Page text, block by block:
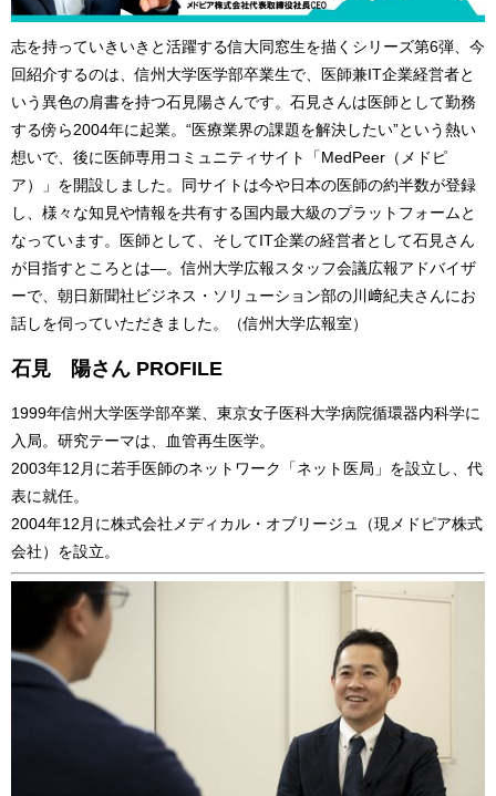
志を持っていきいきと活躍する信大同窓生を描くシリーズ第6弾、今
回紹介するのは、信州大学医学部卒業生で、医師兼IT企業経営者と
いう異色の肩書を持つ石見陽さんです。石見さんは医師として勤務
する傍ら2004年に起業。“医療業界の課題を解決したい”という熱い
想いで、後に医師専用コミュニティサイト「MedPeer（メドピ
ア）」を開設しました。同サイトは今や日本の医師の約半数が登録
し、様々な知見や情報を共有する国内最大級のプラットフォームと
なっています。医師として、そしてIT企業の経営者として石見さん
が目指すところとは―。信州大学広報スタッフ会議広報アドバイザ
ーで、朝日新聞社ビジネス・ソリューション部の川﨑紀夫さんにお
話しを伺っていただきました。（信州大学広報室）
石見 陽さん PROFILE
1999年信州大学医学部卒業、東京女子医科大学病院循環器内科学に
入局。研究テーマは、血管再生医学。
2003年12月に若手医師のネットワーク「ネット医局」を設立し、代
表に就任。
2004年12月に株式会社メディカル・オブリージュ（現メドピア株式
会社）を設立。